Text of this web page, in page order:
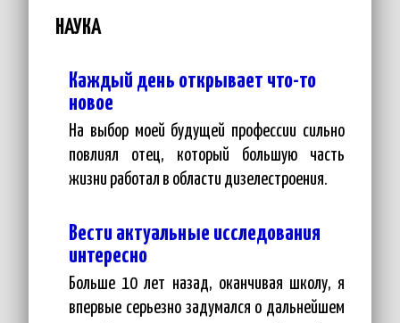
НАУКА
Каждый день открывает что-то
новое
На выбор моей будущей профессии сильно
повлиял отец, который большую часть
жизни работал в области дизелестроения.
Вести актуальные исследования
интересно
Больше 10 лет назад, оканчивая школу, я
впервые серьезно задумался о дальнейшем